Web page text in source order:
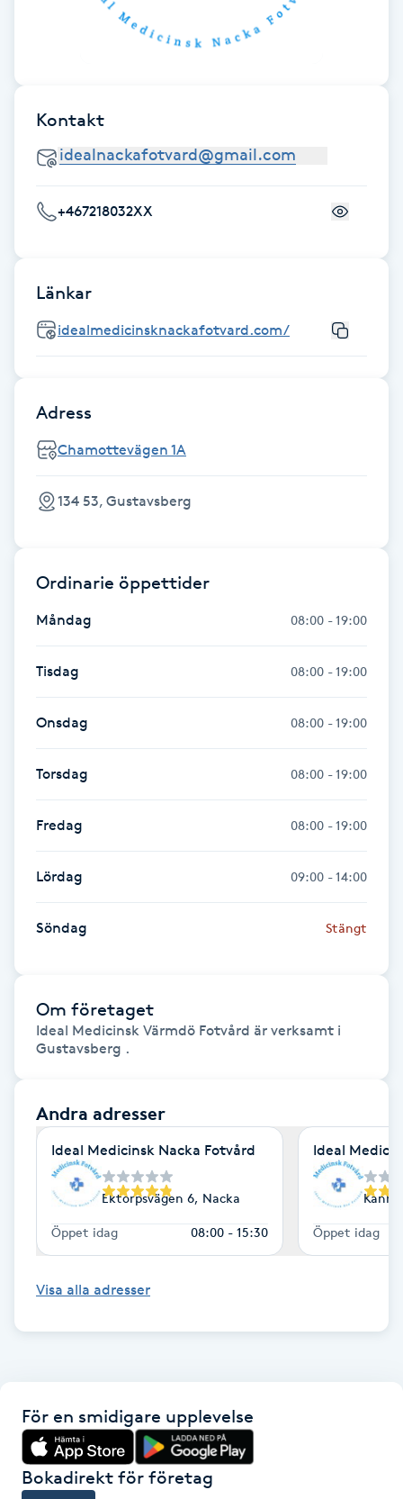
Fransar
Fransborttagning
Fransfärgning
Fransförlängning Megavolym
Fransförlängning Volym
Fransk manikyr
Fransrengöring
Friskvård
Friskvårdsmassage
Frisör
Funktionsanalys
Färgning
Föning
Gellack med förstärkning
Gravidyoga
Gruppträning
Gua Sha-massage
Hatha Yoga
Healing
Herrklippning
Kontakt
+467218032XX
Länkar
idealmedicinsknackafotvard.com/
Adress
Chamottevägen 1A
134 53, Gustavsberg
Ordinarie öppettider
Måndag 08:00 - 19:00
Tisdag 08:00 - 19:00
Onsdag 08:00 - 19:00
Torsdag 08:00 - 19:00
Fredag 08:00 - 19:00
Lördag 09:00 - 14:00
Söndag Stängt
Om företaget
Ideal Medicinsk Värmdö Fotvård är verksamt i
Gustavsberg .
Andra adresser
Ideal Medicinsk Nacka Fotvård
Ektorpsvägen 6, Nacka
Öppet idag 08:00 - 15:30
Ideal
Öppet idag
Visa alla adresser
För en smidigare upplevelse
Bokadirekt för företag